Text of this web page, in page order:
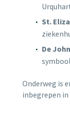
St.
De
Onderweg is
inbegrepen in